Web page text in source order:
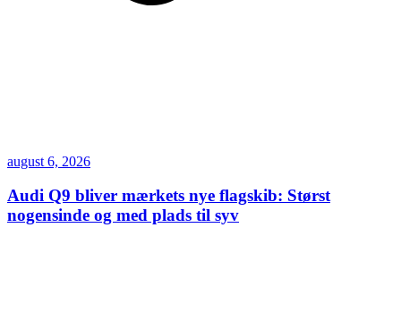
august 6, 2026
Audi Q9 bliver mærkets nye flagskib: Størst
nogensinde og med plads til syv